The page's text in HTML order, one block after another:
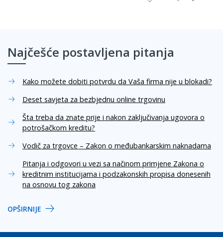
Najčešće postavljena pitanja
Kako možete dobiti potvrdu da Vaša firma nije u blokadi?
Deset savjeta za bezbjednu online trgovinu
Šta treba da znate prije i nakon zaključivanja ugovora o
potrošačkom kreditu?
Vodič za trgovce – Zakon o međubankarskim naknadama
Pitanja i odgovori u vezi sa načinom primjene Zakona o
kreditnim institucijama i podzakonskih propisa donesenih
na osnovu tog zakona
OPŠIRNIJE